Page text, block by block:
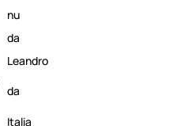
nu
da
Leandro
da
Italia